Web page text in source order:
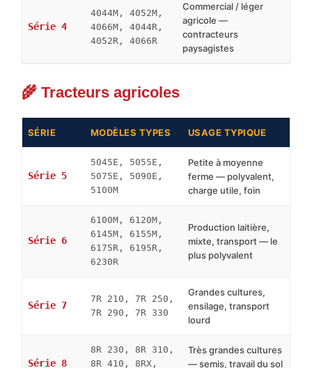
Série 4
4044M, 4052M,
4066M, 4044R,
4052R, 4066R
Commercial / léger
agricole —
contracteurs
paysagistes
🌾 Tracteurs agricoles
SÉRIE MODÈLES TYPES USAGE TYPIQUE
Série 5
5045E, 5055E,
5075E, 5090E,
5100M
Petite à moyenne
ferme — polyvalent,
charge utile, foin
Série 6
6100M, 6120M,
6145M, 6155M,
6175R, 6195R,
6230R
Production laitière,
mixte, transport — le
plus polyvalent
Série 7
7R 210, 7R 250,
7R 290, 7R 330
Grandes cultures,
ensilage, transport
lourd
Série 8
8R 230, 8R 310,
8R 410, 8RX,
Très grandes cultures
— semis, travail du sol